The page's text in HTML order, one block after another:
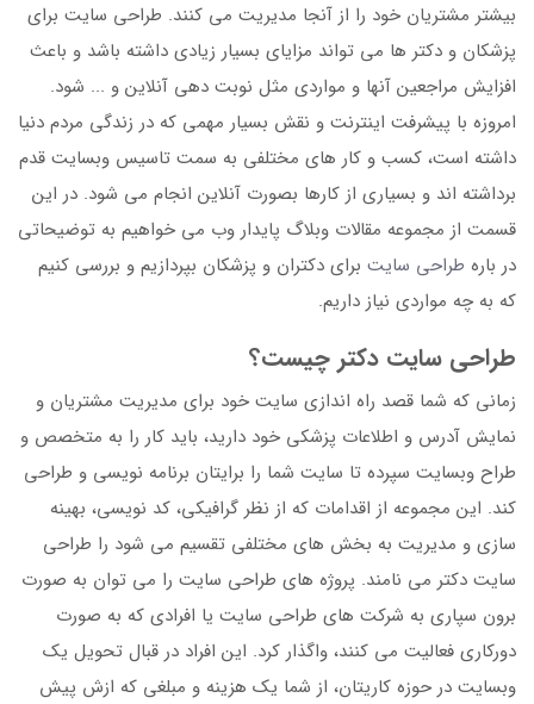
بیشتر مشتریان خود را از آنجا مدیریت می کنند. طراحی سایت برای
پزشکان و دکتر ها می تواند مزایای بسیار زیادی داشته باشد و باعث
افزایش مراجعین آنها و مواردی مثل نوبت دهی آنلاین و ... شود.
امروزه با پیشرفت اینترنت و نقش بسیار مهمی که در زندگی مردم دنیا
داشته است، کسب و کار های مختلفی به سمت تاسیس وبسایت قدم
برداشته اند و بسیاری از کارها بصورت آنلاین انجام می شود. در این
قسمت از مجموعه مقالات وبلاگ پایدار وب می خواهیم به توضیحاتی
در باره طراحی سایت برای دکتران و پزشکان بپردازیم و بررسی کنیم
که به چه مواردی نیاز داریم.
طراحی سایت دکتر چیست؟
زمانی که شما قصد راه اندازی سایت خود برای مدیریت مشتریان و
نمایش آدرس و اطلاعات پزشکی خود دارید، باید کار را به متخصص و
طراح وبسایت سپرده تا سایت شما را برایتان برنامه نویسی و طراحی
کند. این مجموعه از اقدامات که از نظر گرافیکی، کد نویسی، بهینه
سازی و مدیریت به بخش های مختلفی تقسیم می شود را طراحی
سایت دکتر می نامند. پروژه های طراحی سایت را می توان به صورت
برون سپاری به شرکت های طراحی سایت یا افرادی که به صورت
دورکاری فعالیت می کنند، واگذار کرد. این افراد در قبال تحویل یک
وبسایت در حوزه کاریتان، از شما یک هزینه و مبلغی که ازش پیش